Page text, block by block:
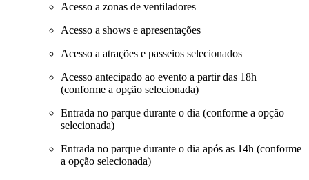
Acesso a zonas de ventiladores
Acesso a shows e apresentações
Acesso a atrações e passeios selecionados
Acesso antecipado ao evento a partir das 18h
(conforme a opção selecionada)
Entrada no parque durante o dia (conforme a opção
selecionada)
Entrada no parque durante o dia após as 14h (conforme
a opção selecionada)